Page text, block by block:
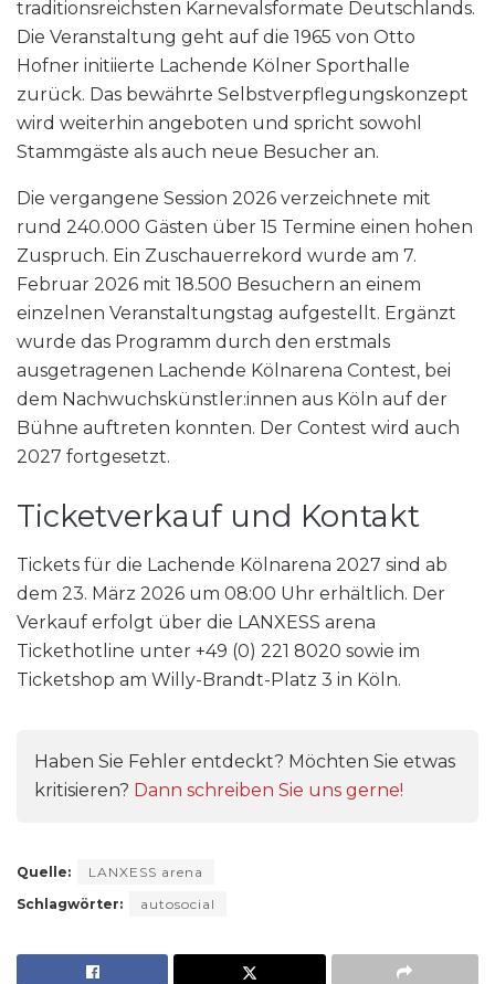
traditionsreichsten Karnevalsformate Deutschlands.
Die Veranstaltung geht auf die 1965 von Otto
Hofner initiierte Lachende Kölner Sporthalle
zurück. Das bewährte Selbstverpflegungskonzept
wird weiterhin angeboten und spricht sowohl
Stammgäste als auch neue Besucher an.
Die vergangene Session 2026 verzeichnete mit
rund 240.000 Gästen über 15 Termine einen hohen
Zuspruch. Ein Zuschauerrekord wurde am 7.
Februar 2026 mit 18.500 Besuchern an einem
einzelnen Veranstaltungstag aufgestellt. Ergänzt
wurde das Programm durch den erstmals
ausgetragenen Lachende Kölnarena Contest, bei
dem Nachwuchskünstler:innen aus Köln auf der
Bühne auftreten konnten. Der Contest wird auch
2027 fortgesetzt.
Ticketverkauf und Kontakt
Tickets für die Lachende Kölnarena 2027 sind ab
dem 23. März 2026 um 08:00 Uhr erhältlich. Der
Verkauf erfolgt über die LANXESS arena
Tickethotline unter +49 (0) 221 8020 sowie im
Ticketshop am Willy-Brandt-Platz 3 in Köln.
Haben Sie Fehler entdeckt? Möchten Sie etwas
kritisieren? Dann schreiben Sie uns gerne!
Quelle:
LANXESS arena
Schlagwörter:
autosocial